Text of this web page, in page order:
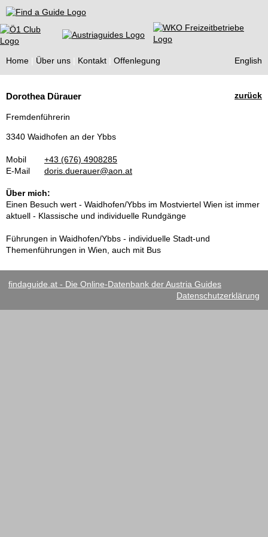
Find a Guide
Home Über uns Kontakt Offenlegung English
Guides
zurück
Dorothea Dürauer
Fremdenführerin
3340 Waidhofen an der Ybbs
Mobil
+43 (676) 4908285
E-Mail
doris.duerauer@aon.at
Über mich:
Einen Besuch wert - Waidhofen/Ybbs im Mostviertel Wien ist immer
aktuell - Klassische und individuelle Rundgänge
Führungen in Waidhofen/Ybbs - individuelle Stadt-und
Themenführungen in Wien, auch mit Bus
findaguide.at - Die Online-Datenbank der Austria Guides
Datenschutzerklärung